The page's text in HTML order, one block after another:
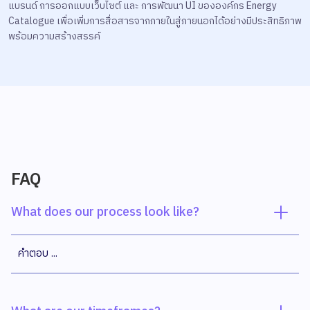
แบรนด์ การออกแบบเว็บไซต์ และ การพัฒนา UI ขององค์กร Energy
Catalogue เพื่อเพิ่มการสื่อสารจากภายในสู่ภายนอกได้อย่างมีประสิทธิภาพ
พร้อมความสร้างสรรค์
FAQ
What does our process look like?
คำตอบ ...